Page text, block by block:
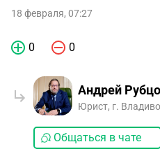
18 февраля, 07:27
0 0
Андрей
Юрист, г.
Общаться в чате